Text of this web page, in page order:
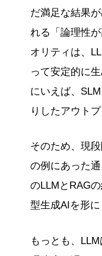
だ満足な結果
れる「論理性
オリティは、
って安定的に
にいえば、
りしたアウト
そのため、現
の例にあった
のLLMとRAG
型生成AIを形に
もっとも、